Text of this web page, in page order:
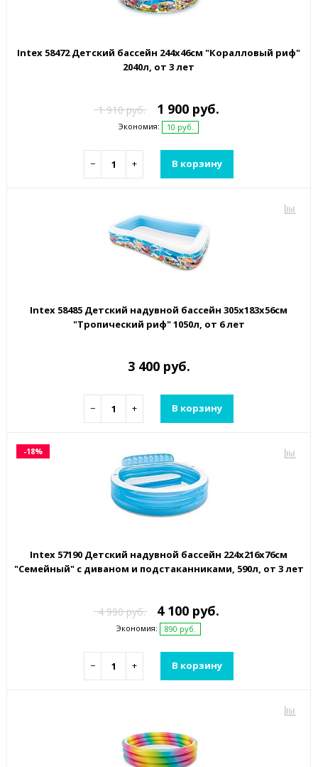
Intex 58472 Детский бассейн 244х46см "Коралловый риф"
2040л, от 3 лет
1 910 руб. 1 900 руб.
Экономия: 10 руб.
− + В корзину
Intex 58485 Детский надувной бассейн 305х183х56см
"Тропический риф" 1050л, от 6 лет
3 400 руб.
− + В корзину
-18%
Intex 57190 Детский надувной бассейн 224х216х76см
"Семейный" с диваном и подстаканниками, 590л, от 3 лет
4 990 руб. 4 100 руб.
Экономия: 890 руб.
− + В корзину